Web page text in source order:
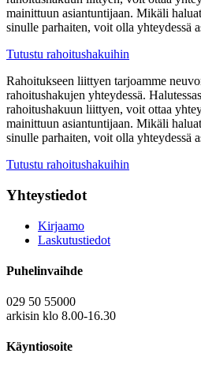
mainittuun asiantuntijaan. Mikäli
sinulle parhaiten, voit olla yhteydessä
Tutustu rahoitushakuihin
Rahoitukseen liittyen tarjoamme
rahoitushakujen yhteydessä.
rahoitushakuun liittyen, voit ottaa
mainittuun asiantuntijaan. Mikäli
sinulle parhaiten, voit olla yhteydessä
Tutustu rahoitushakuihin
Yhteystiedot
Kirjaamo
Laskutustiedot
Puhelinvaihde
029 50 55000
arkisin klo 8.00-16.30
Käyntiosoite